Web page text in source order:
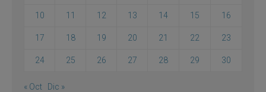
10 11 12 13 14 15 16
17 18 19 20 21 22 23
24 25 26 27 28 29 30
« Oct Dic »